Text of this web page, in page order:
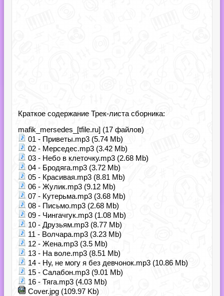
Краткое содержание Трек-листа сборника:
mafik_mersedes_[tfile.ru] (17 файлов)
01 - Приветы.mp3 (5.74 Mb)
02 - Мерседес.mp3 (3.42 Mb)
03 - Небо в клеточку.mp3 (2.68 Mb)
04 - Бродяга.mp3 (3.72 Mb)
05 - Красивая.mp3 (8.81 Mb)
06 - Жулик.mp3 (9.12 Mb)
07 - Кутерьма.mp3 (3.68 Mb)
08 - Письмо.mp3 (2.68 Mb)
09 - Чингачгук.mp3 (1.08 Mb)
10 - Друзьям.mp3 (8.77 Mb)
11 - Волчара.mp3 (3.23 Mb)
12 - Жена.mp3 (3.5 Mb)
13 - На воле.mp3 (8.51 Mb)
14 - Ну, не могу я без девчонок.mp3 (10.86 Mb)
15 - Салабон.mp3 (9.01 Mb)
16 - Тяга.mp3 (4.03 Mb)
Cover.jpg (109.97 Kb)